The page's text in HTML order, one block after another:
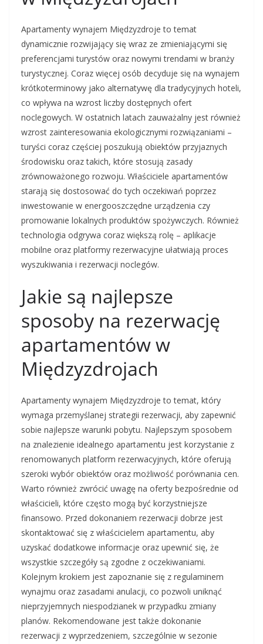
Apartamenty wynajem Międzyzdroje to temat
dynamicznie rozwijający się wraz ze zmieniającymi się
preferencjami turystów oraz nowymi trendami w branży
turystycznej. Coraz więcej osób decyduje się na wynajem
krótkoterminowy jako alternatywę dla tradycyjnych hoteli,
co wpływa na wzrost liczby dostępnych ofert
noclegowych. W ostatnich latach zauważalny jest również
wzrost zainteresowania ekologicznymi rozwiązaniami –
turyści coraz częściej poszukują obiektów przyjaznych
środowisku oraz takich, które stosują zasady
zrównoważonego rozwoju. Właściciele apartamentów
starają się dostosować do tych oczekiwań poprzez
inwestowanie w energooszczędne urządzenia czy
promowanie lokalnych produktów spożywczych. Również
technologia odgrywa coraz większą rolę – aplikacje
mobilne oraz platformy rezerwacyjne ułatwiają proces
wyszukiwania i rezerwacji noclegów.
Jakie są najlepsze
sposoby na rezerwację
apartamentów w
Międzyzdrojach
Apartamenty wynajem Międzyzdroje to temat, który
wymaga przemyślanej strategii rezerwacji, aby zapewnić
sobie najlepsze warunki pobytu. Najlepszym sposobem
na znalezienie idealnego apartamentu jest korzystanie z
renomowanych platform rezerwacyjnych, które oferują
szeroki wybór obiektów oraz możliwość porównania cen.
Warto również zwrócić uwagę na oferty bezpośrednie od
właścicieli, które często mogą być korzystniejsze
finansowo. Przed dokonaniem rezerwacji dobrze jest
skontaktować się z właścicielem apartamentu, aby
uzyskać dodatkowe informacje oraz upewnić się, że
wszystkie szczegóły są zgodne z oczekiwaniami.
Kolejnym krokiem jest zapoznanie się z regulaminem
wynajmu oraz zasadami anulacji, co pozwoli uniknąć
nieprzyjemnych niespodzianek w przypadku zmiany
planów. Rekomendowane jest także dokonanie
rezerwacji z wyprzedzeniem, szczególnie w sezonie